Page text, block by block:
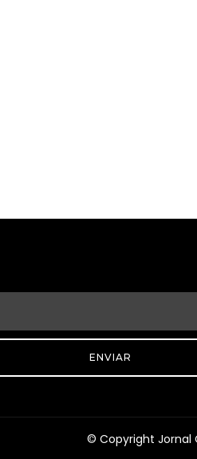
ENVIAR
© Copyright Jornal